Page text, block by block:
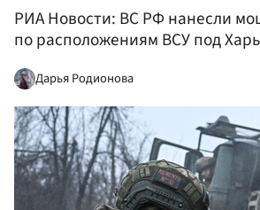
РИА Новости: ВС РФ нанесли
по расположениям ВСУ под
Дарья Родионова